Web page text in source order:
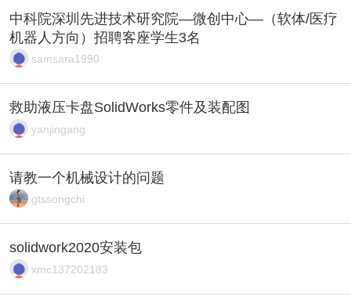
中科院深圳先进技术研究院—微创中心—（软体/医疗
机器人方向）招聘客座学生3名
samsara1990
救助液压卡盘SolidWorks零件及装配图
yanjingang
请教一个机械设计的问题
gtssongchi
solidwork2020安装包
xmc137202183